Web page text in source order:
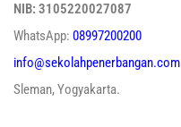
NIB: 3105220027087
WhatsApp: 08997200200
info@sekolahpenerbangan.com
Sleman, Yogyakarta.